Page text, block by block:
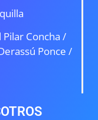
Concha /
Ponce /